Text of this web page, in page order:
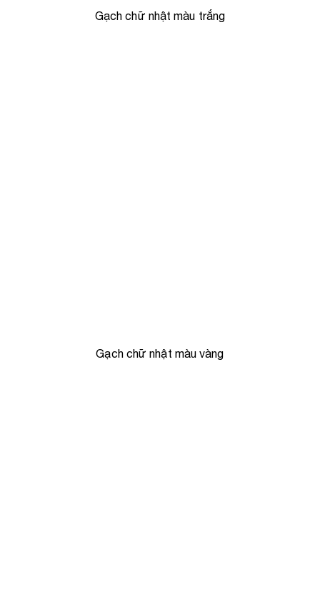
Gạch chữ nhật màu trắng
Gạch chữ nhật màu vàng